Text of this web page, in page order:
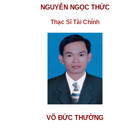
NGUYỄN NGỌC THỨC
Thạc Sĩ Tài Chính
VÕ ĐỨC THƯỜNG